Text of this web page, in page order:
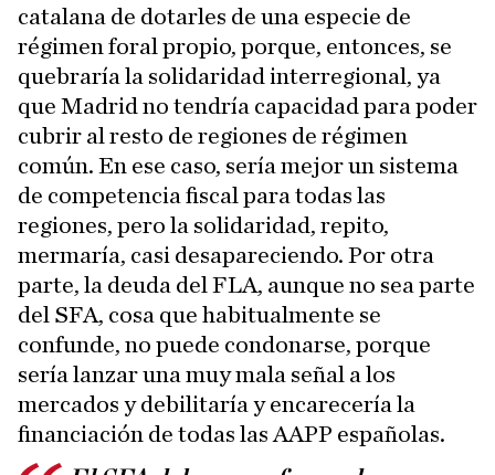
catalana de dotarles de una especie de
régimen foral propio, porque, entonces, se
quebraría la solidaridad interregional, ya
que Madrid no tendría capacidad para poder
cubrir al resto de regiones de régimen
común. En ese caso, sería mejor un sistema
de competencia fiscal para todas las
regiones, pero la solidaridad, repito,
mermaría, casi desapareciendo. Por otra
parte, la deuda del FLA, aunque no sea parte
del SFA, cosa que habitualmente se
confunde, no puede condonarse, porque
sería lanzar una muy mala señal a los
mercados y debilitaría y encarecería la
financiación de todas las AAPP españolas.